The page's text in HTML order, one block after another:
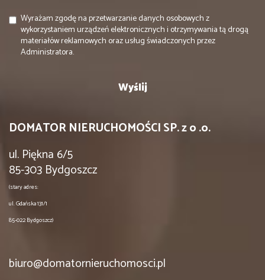
Wyrażam zgodę na przetwarzanie danych osobowych z
wykorzystaniem urządzeń elektronicznych i otrzymywania tą drogą
materiałów reklamowych oraz usług świadczonych przez
Administratora.
DOMATOR NIERUCHOMOŚCI SP. z o .o.
ul. Piękna 6/5
85-303 Bydgoszcz
(stary adres:
ul. Gdańska 131/1
85-022 Bydgoszcz)
biuro@domatornieruchomosci.pl